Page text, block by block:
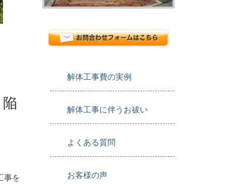
事を
解体工事費の実例
解体工事に伴うお祓い
よくある質問
お客様の声